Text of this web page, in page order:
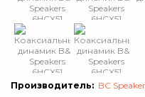
Производитель: BC